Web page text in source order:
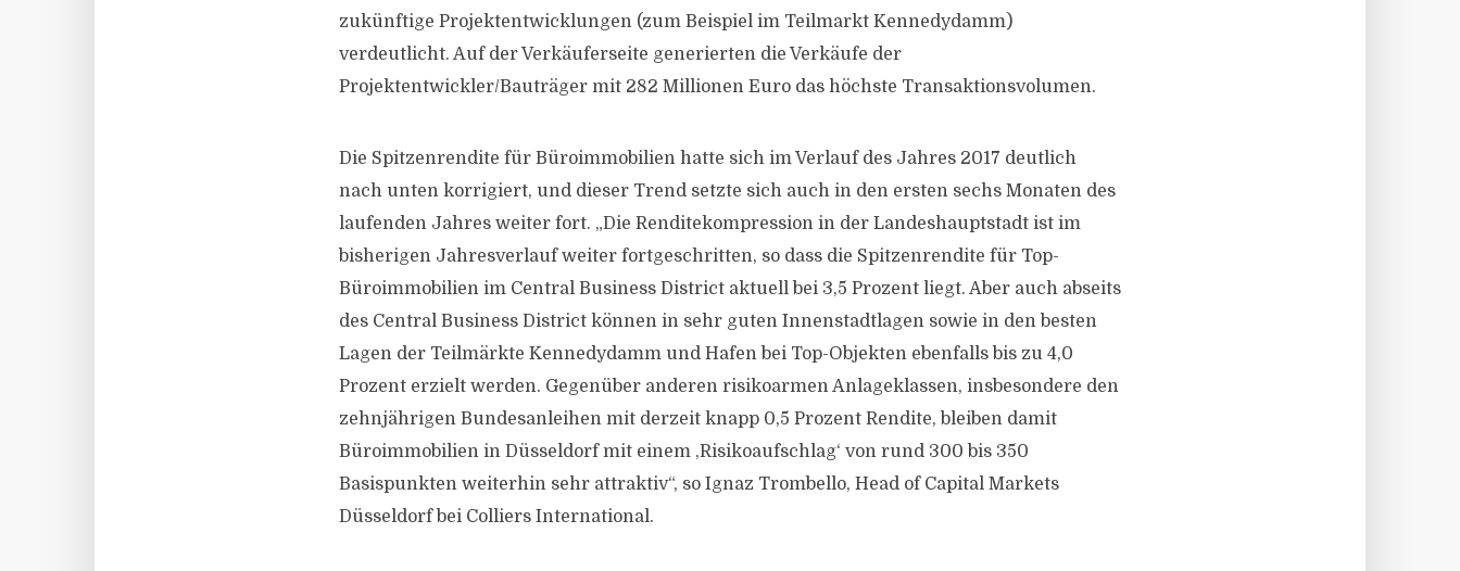
zukünftige Projektentwicklungen (zum Beispiel im Teilmarkt Kennedydamm)
verdeutlicht. Auf der Verkäuferseite generierten die Verkäufe der
Projektentwickler/Bauträger mit 282 Millionen Euro das höchste Transaktionsvolumen.
Die Spitzenrendite für Büroimmobilien hatte sich im Verlauf des Jahres 2017 deutlich
nach unten korrigiert, und dieser Trend setzte sich auch in den ersten sechs Monaten des
laufenden Jahres weiter fort. „Die Renditekompression in der Landeshauptstadt ist im
bisherigen Jahresverlauf weiter fortgeschritten, so dass die Spitzenrendite für Top-
Büroimmobilien im Central Business District aktuell bei 3,5 Prozent liegt. Aber auch abseits
des Central Business District können in sehr guten Innenstadtlagen sowie in den besten
Lagen der Teilmärkte Kennedydamm und Hafen bei Top-Objekten ebenfalls bis zu 4,0
Prozent erzielt werden. Gegenüber anderen risikoarmen Anlageklassen, insbesondere den
zehnjährigen Bundesanleihen mit derzeit knapp 0,5 Prozent Rendite, bleiben damit
Büroimmobilien in Düsseldorf mit einem ,Risikoaufschlag‘ von rund 300 bis 350
Basispunkten weiterhin sehr attraktiv“, so Ignaz Trombello, Head of Capital Markets
Düsseldorf bei Colliers International.